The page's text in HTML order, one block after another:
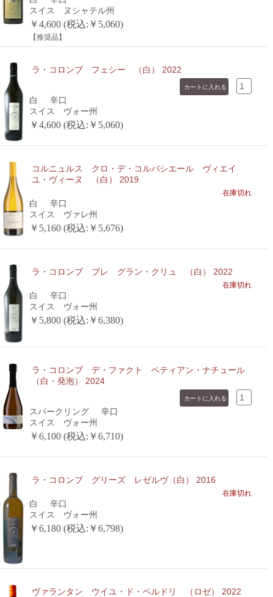
スイス ヌシャテル州
￥4,600 (税込:￥5,060)
【推奨品】
ラ・コロンブ フェシー （白） 2022
白
辛口
スイス ヴォー州
￥4,600 (税込:￥5,060)
コルニュルス クロ・デ・コルバシエール ヴィエイ
ユ・ヴィーヌ （白） 2019
在庫切れ
白
辛口
スイス ヴァレ州
￥5,160 (税込:￥5,676)
ラ・コロンブ ブレ グラン・クリュ （白） 2022
在庫切れ
白
辛口
スイス ヴォー州
￥5,800 (税込:￥6,380)
ラ・コロンブ デ・ファクト ペティアン・ナチュール
（白・発泡） 2024
スパークリング
辛口
スイス ヴォー州
￥6,100 (税込:￥6,710)
ラ・コロンブ グリーズ レゼルヴ（白） 2016
在庫切れ
白
辛口
スイス ヴォー州
￥6,180 (税込:￥6,798)
ヴァランタン ウイユ・ド・ペルドリ （ロゼ） 2022